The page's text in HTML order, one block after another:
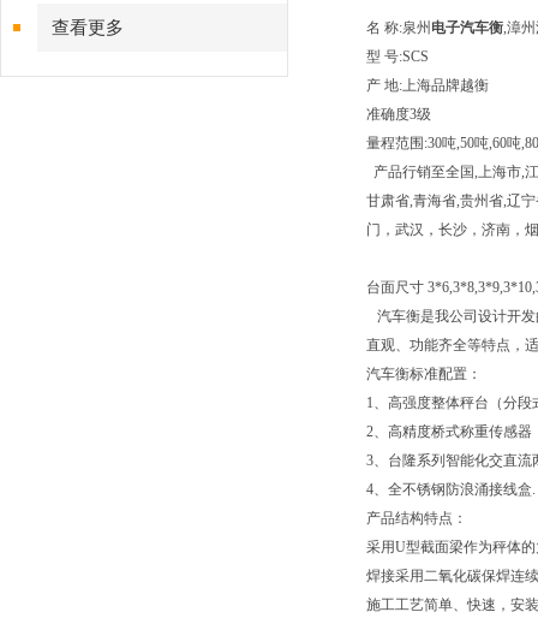
查看更多 名 称:泉州 电子汽车衡,漳
型 号:SCS
产 地:上海品牌越衡
准确度3级
量程范围:30吨,50吨,60吨
产品行销至全国,上海市,
甘肃省,青海省,贵州省,辽
门，武汉，长沙，济南，
台面尺寸
汽车衡是我公司设计开
直观、功能齐全等特点，
汽车衡标准配置：
1、高强度整体秤台（分段
2、高精度桥式称重传感器
3、台隆系列智能化交直
4、全不锈钢防浪涌接线盒.
产品结构特点：
采用U型截面梁作为秤体
焊接采用二氧化碳保焊连
施工工艺简单、快速，安